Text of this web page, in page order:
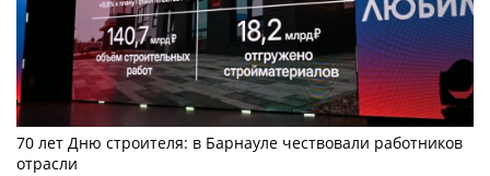
70 лет Дню строителя: в Барнауле чествовали работников
отрасли